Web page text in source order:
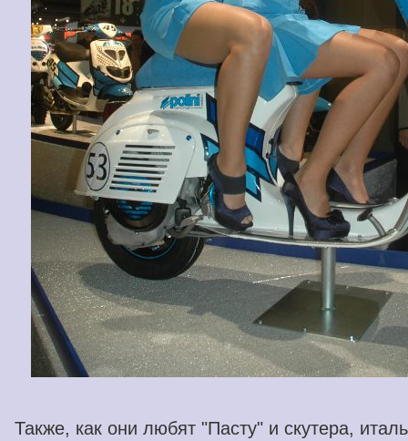
Также, как они любят "Пасту" и скутера,